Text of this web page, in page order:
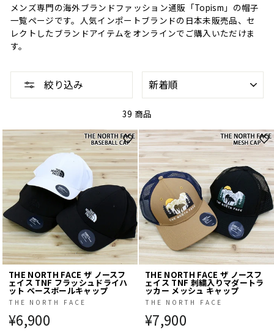
メンズ専門の海外ブランドファッション通販「Topism」の帽子
一覧ページです。人気インポートブランドの日本未販売品、セ
レクトしたブランドアイテムをオンラインでご購入いただけま
す。
絞り込み
べ
39 商品
THE NORTH FACE ザ ノースフ
ェイス TNF フラッシュドライハ
ット ベースボールキャップ
THE NORTH FACE
¥6,900
THE NORTH FACE ザ ノースフ
ェイス TNF 刺繍入りマダートラ
ッカー メッシュ キャップ
THE NORTH FACE
¥7,900